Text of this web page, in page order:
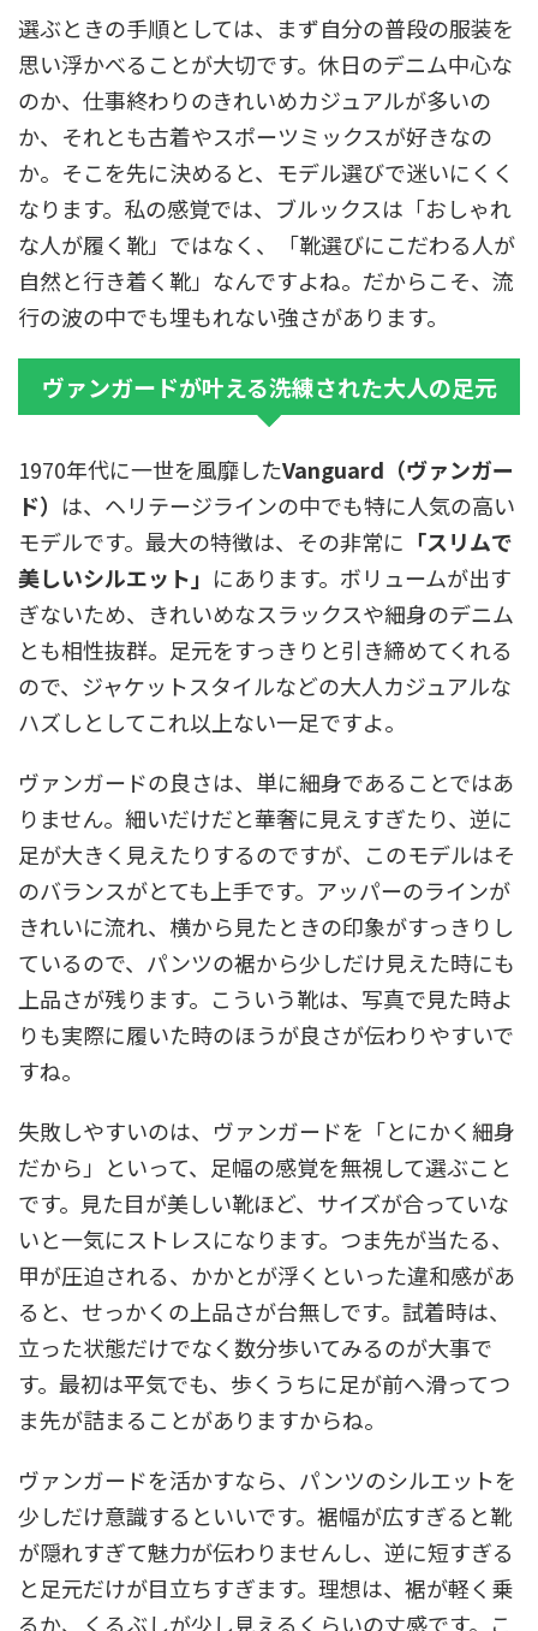
選ぶときの手順としては、まず自分の普段の服装を
思い浮かべることが大切です。休日のデニム中心な
のか、仕事終わりのきれいめカジュアルが多いの
か、それとも古着やスポーツミックスが好きなの
か。そこを先に決めると、モデル選びで迷いにくく
なります。私の感覚では、ブルックスは「おしゃれ
な人が履く靴」ではなく、「靴選びにこだわる人が
自然と行き着く靴」なんですよね。だからこそ、流
行の波の中でも埋もれない強さがあります。
ヴァンガードが叶える洗練された大人の足元
1970年代に一世を風靡したVanguard（ヴァンガー
ド） は、ヘリテージラインの中でも特に人気の高い
モデルです。最大の特徴は、その非常に 「スリムで
美しいシルエット」 にあります。ボリュームが出す
ぎないため、きれいめなスラックスや細身のデニム
とも相性抜群。足元をすっきりと引き締めてくれる
ので、ジャケットスタイルなどの大人カジュアルな
ハズしとしてこれ以上ない一足ですよ。
ヴァンガードの良さは、単に細身であることではあ
りません。細いだけだと華奢に見えすぎたり、逆に
足が大きく見えたりするのですが、このモデルはそ
のバランスがとても上手です。アッパーのラインが
きれいに流れ、横から見たときの印象がすっきりし
ているので、パンツの裾から少しだけ見えた時にも
上品さが残ります。こういう靴は、写真で見た時よ
りも実際に履いた時のほうが良さが伝わりやすいで
すね。
失敗しやすいのは、ヴァンガードを「とにかく細身
だから」といって、足幅の感覚を無視して選ぶこと
です。見た目が美しい靴ほど、サイズが合っていな
いと一気にストレスになります。つま先が当たる、
甲が圧迫される、かかとが浮くといった違和感があ
ると、せっかくの上品さが台無しです。試着時は、
立った状態だけでなく数分歩いてみるのが大事で
す。最初は平気でも、歩くうちに足が前へ滑ってつ
ま先が詰まることがありますからね。
ヴァンガードを活かすなら、パンツのシルエットを
少しだけ意識するといいです。裾幅が広すぎると靴
が隠れすぎて魅力が伝わりませんし、逆に短すぎる
と足元だけが目立ちすぎます。理想は、裾が軽く乗
るか、くるぶしが少し見えるくらいの丈感です。こ